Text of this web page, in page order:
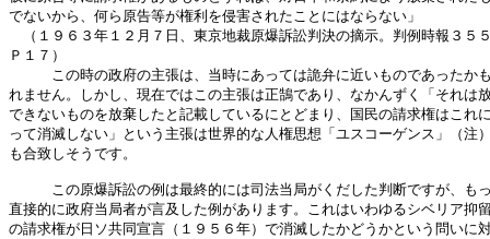
でないから、何ら原告等が権利を侵害されたことにはならない」
（１９６３年１２月７日、東京地裁原爆訴訟判決の摘示。判例時報３５
Ｐ１７）
この時の政府の主張は、当時にあっては詭弁に近いものであったか
れません。しかし、現在ではこの主張は正鵠であり、なかんずく「それは
できないものを放棄したと記載しているにとどまり、国民の請求権はこれ
って消滅しない」という主張は世界的な人権思想「ユスコーゲンス」（注
も合致しそうです。
この原爆訴訟の例は最終的には司法当局がくだした判断ですが、も
直接的に政府当局者が言及した例があります。これはいわゆるシベリア抑
の請求権が日ソ共同宣言（１９５６年）で消滅したかどうかという問いに